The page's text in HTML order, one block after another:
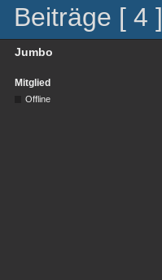
Beiträge [ 4 ]
Jumbo
Mitglied
Offline